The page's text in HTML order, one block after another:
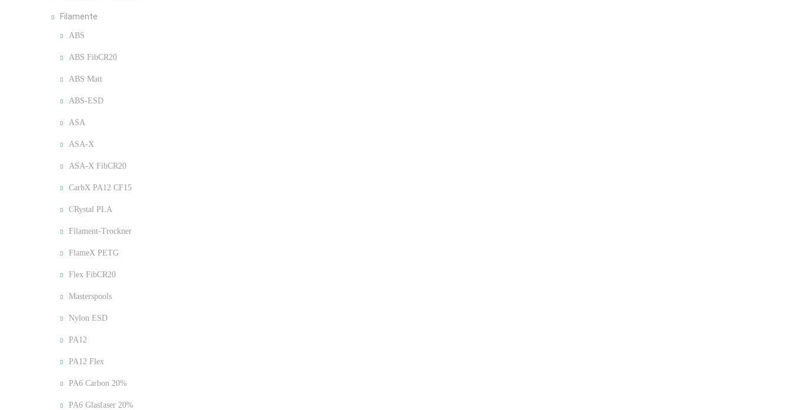
Filamente
ABS
ABS FibCR20
ABS Matt
ABS-ESD
ASA
ASA-X
ASA-X FibCR20
CarbX PA12 CF15
CRystal PLA
Filament-Trockner
FlameX PETG
Flex FibCR20
Masterspools
Nylon ESD
PA12
PA12 Flex
PA6 Carbon 20%
PA6 Glasfaser 20%